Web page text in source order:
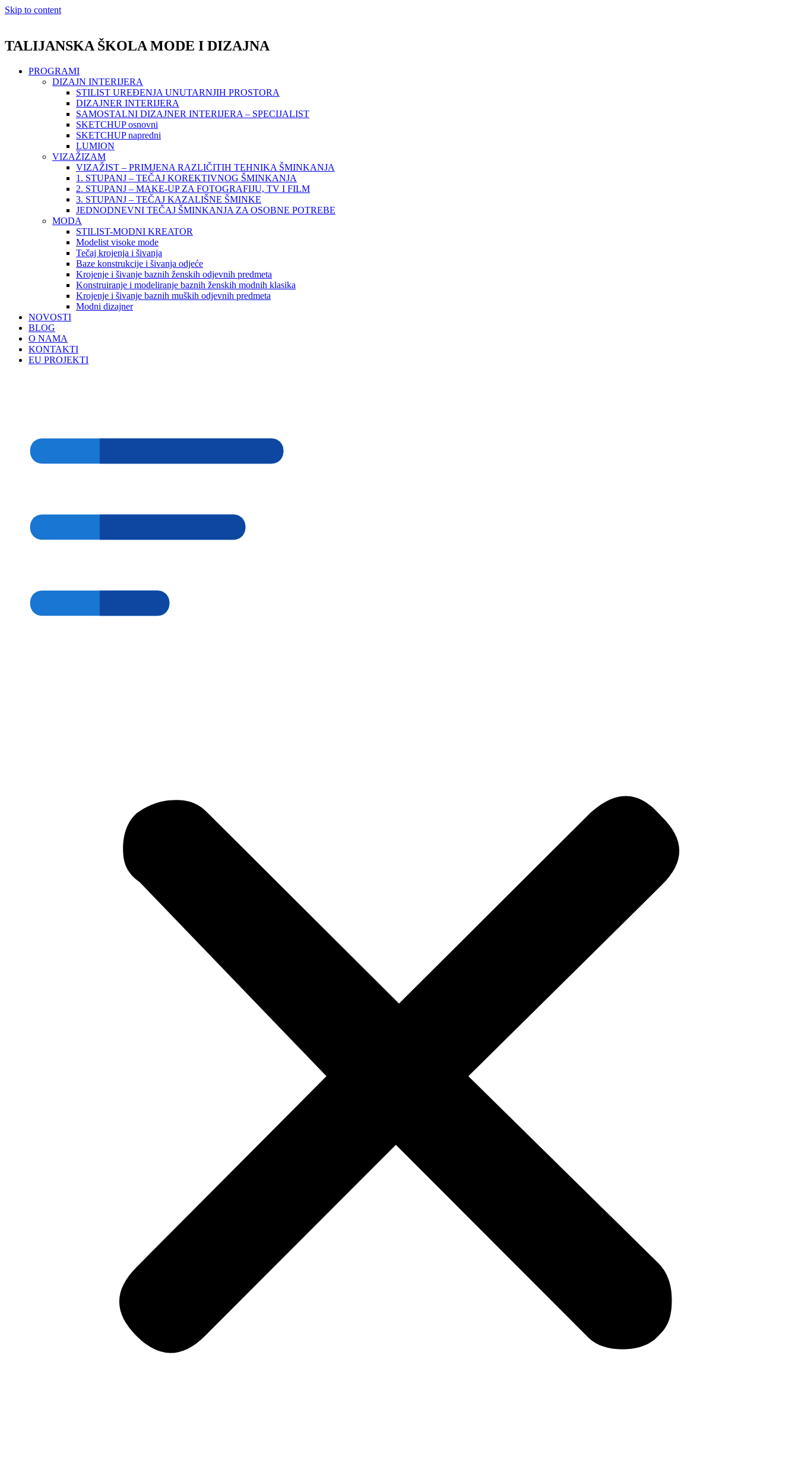
Skip to content
TALIJANSKA ŠKOLA MODE I DIZAJNA
PROGRAMI
DIZAJN INTERIJERA
STILIST UREĐENJA UNUTARNJIH PROSTORA
DIZAJNER INTERIJERA
SAMOSTALNI DIZAJNER INTERIJERA – SPECIJALIST
SKETCHUP osnovni
SKETCHUP napredni
LUMION
VIZAŽIZAM
VIZAŽIST – PRIMJENA RAZLIČITIH TEHNIKA ŠMINKANJA
1. STUPANJ – TEČAJ KOREKTIVNOG ŠMINKANJA
2. STUPANJ – MAKE-UP ZA FOTOGRAFIJU, TV I FILM
3. STUPANJ – TEČAJ KAZALIŠNE ŠMINKE
JEDNODNEVNI TEČAJ ŠMINKANJA ZA OSOBNE POTREBE
MODA
STILIST-MODNI KREATOR
Modelist visoke mode
Tečaj krojenja i šivanja
Baze konstrukcije i šivanja odjeće
Krojenje i šivanje baznih ženskih odjevnih predmeta
Konstruiranje i modeliranje baznih ženskih modnih klasika
Krojenje i šivanje baznih muških odjevnih predmeta
Modni dizajner
NOVOSTI
BLOG
O NAMA
KONTAKTI
EU PROJEKTI